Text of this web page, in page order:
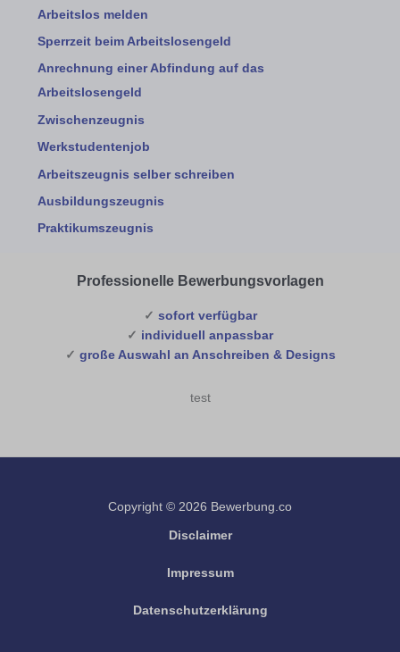
Arbeitslos melden
Sperrzeit beim Arbeitslosengeld
Anrechnung einer Abfindung auf das
Arbeitslosengeld
Zwischenzeugnis
Werkstudentenjob
Arbeitszeugnis selber schreiben
Ausbildungszeugnis
Praktikumszeugnis
Professionelle Bewerbungsvorlagen
✓ sofort verfügbar
✓ individuell anpassbar
✓ große Auswahl an Anschreiben & Designs
test
Copyright © 2026 Bewerbung.co
Disclaimer
Impressum
Datenschutzerklärung